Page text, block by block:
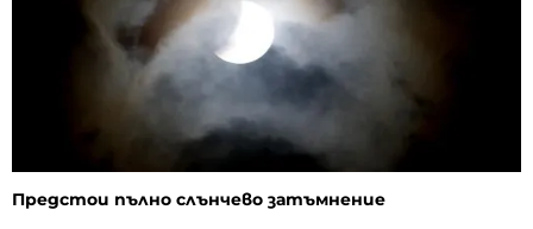
Предстои пълно слънчево затъмнение